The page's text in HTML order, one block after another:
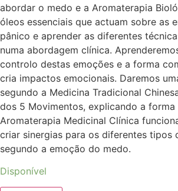
abordar o medo e a Aromaterapia
óleos essenciais que actuam sobre as
pânico e aprender as diferentes
numa abordagem clínica.
controlo destas emoções e a forma
cria impactos emocionais. Daremos
segundo a Medicina Tradicional
dos 5 Movimentos, explicando a forma
Aromaterapia Medicinal Clínica
criar sinergias para os diferentes tipos
segundo a emoção do medo.
Disponível